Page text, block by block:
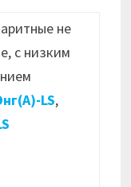
не
с низким
LS,